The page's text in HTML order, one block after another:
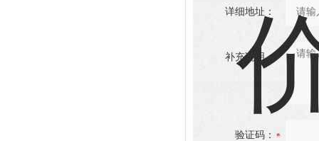
详细地址：
补充说明：
验证码：